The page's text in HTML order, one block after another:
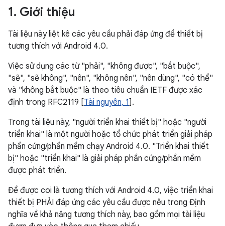
1. Giới thiệu
Tài liệu này liệt kê các yêu cầu phải đáp ứng để thiết bị
tương thích với Android 4.0.
Việc sử dụng các từ "phải", "không được", "bắt buộc",
"sẽ", "sẽ không", "nên", "không nên", "nên dùng", "có thể"
và "không bắt buộc" là theo tiêu chuẩn IETF được xác
định trong RFC2119 [Tài nguyên, 1].
Trong tài liệu này, "người triển khai thiết bị" hoặc "người
triển khai" là một người hoặc tổ chức phát triển giải pháp
phần cứng/phần mềm chạy Android 4.0. "Triển khai thiết
bị" hoặc "triển khai" là giải pháp phần cứng/phần mềm
được phát triển.
Để được coi là tương thích với Android 4.0, việc triển khai
thiết bị PHẢI đáp ứng các yêu cầu được nêu trong Định
nghĩa về khả năng tương thích này, bao gồm mọi tài liệu